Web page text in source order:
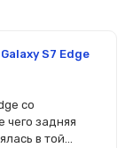
S7 Edge
со
чего задняя
в той